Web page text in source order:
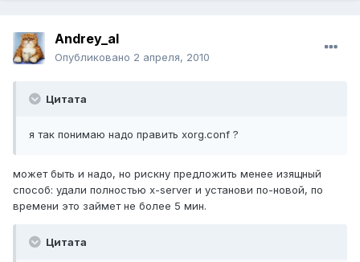
Andrey_al
Опубликовано 2 апреля, 2010
Цитата
я так понимаю надо править xorg.conf ?
может быть и надо, но рискну предложить менее изящный
способ: удали полностью x-server и установи по-новой, по
времени это займет не более 5 мин.
Цитата